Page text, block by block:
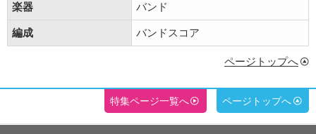
楽器 バンド
編成 バンドスコア
ページトップへ
特集ページ一覧へ ページトップへ